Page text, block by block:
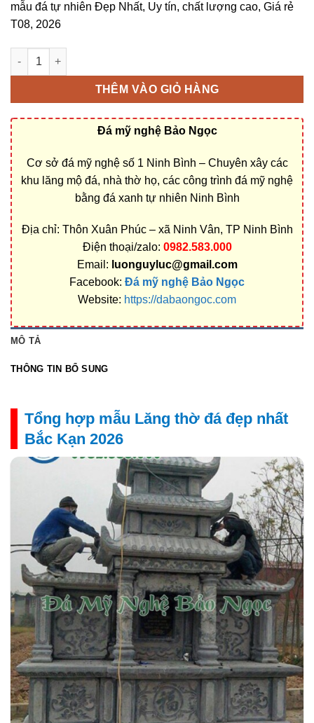
mẫu đá tự nhiên Đẹp Nhất, Uy tín, chất lượng cao, Giá rẻ
T08, 2026
Bán và xây dựng, làm Lăng thờ đá ở Bắc Kạn rẻ đẹp số lượng
THÊM VÀO GIỎ HÀNG
Đá mỹ nghệ Bảo Ngọc
Cơ sở đá mỹ nghệ số 1 Ninh Bình – Chuyên xây các
khu lăng mộ đá, nhà thờ họ, các công trình đá mỹ nghệ
bằng đá xanh tự nhiên Ninh Bình
Địa chỉ: Thôn Xuân Phúc – xã Ninh Vân, TP Ninh Bình
Điện thoại/zalo: 0982.583.000
Email: luonguyluc@gmail.com
Facebook: Đá mỹ nghệ Bảo Ngọc
Website: https://dabaongoc.com
MÔ TẢ
THÔNG TIN BỔ SUNG
Tổng hợp mẫu Lăng thờ đá đẹp nhất
Bắc Kạn 2026